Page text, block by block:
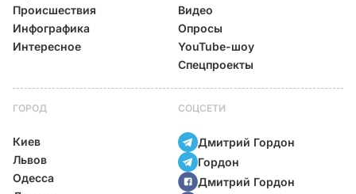
Происшествия
Инфографика
Интересное
Видео
Опросы
YouTube-шоу
Спецпроекты
ГОРОД
Киев
Львов
Одесса
СОЦСЕТИ
Дмитрий Гордон
Гордон
Дмитрий Гордон